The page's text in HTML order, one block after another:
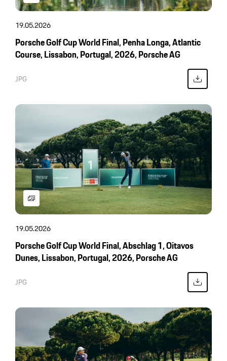
19.05.2026
Porsche Golf Cup World Final, Penha Longa, Atlantic
Course, Lissabon, Portugal, 2026, Porsche AG
JPG
19.05.2026
Porsche Golf Cup World Final, Abschlag 1, Oitavos
Dunes, Lissabon, Portugal, 2026, Porsche AG
JPG